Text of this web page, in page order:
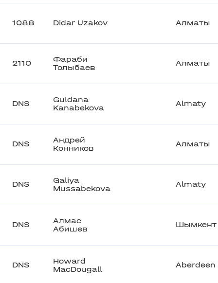
1088 Didar Uzakov Алматы
2110
Фараби
Толыбаев
Алматы
DNS
Guldana
Kanabekova
Almaty
DNS
Андрей
Конников
Алматы
DNS
Galiya
Mussabekova
Almaty
DNS
Алмас
Абишев
Шымкент
DNS
Howard
MacDougall
Aberdeen